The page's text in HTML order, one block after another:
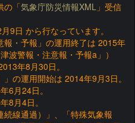
の「気象庁防災情報XML 」受信
9日 から行なっています。
・予報」の運用終了は 2015年
波警報・注意報・予報a」）
年8月30日。
の運用開始は 2014年9月3日。
6月24日。
8月4日。
線通過）」、「特殊気象報